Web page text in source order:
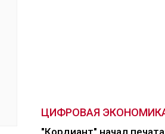
ЦИФРОВАЯ
"Кордиант" начал